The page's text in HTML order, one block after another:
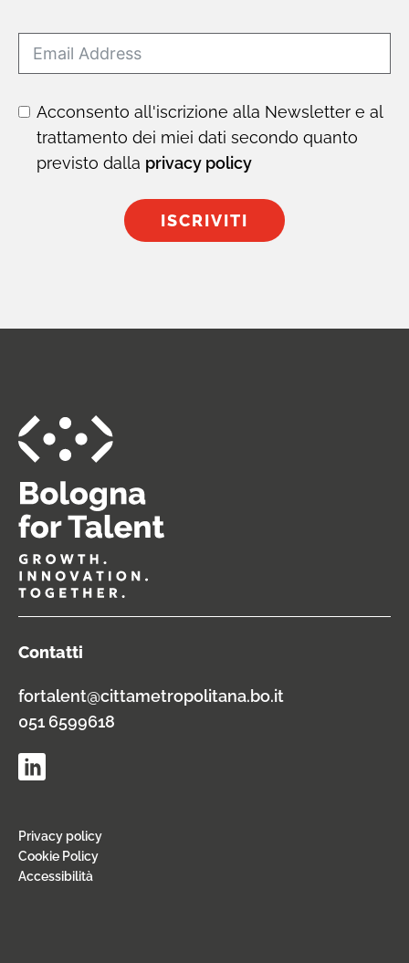
Acconsento all'iscrizione alla Newsletter e al
trattamento dei miei dati secondo quanto
previsto dalla privacy policy
ISCRIVITI
Contatti
fortalent@cittametropolitana.bo.it
051 6599618
Privacy policy
Cookie Policy
Accessibilità